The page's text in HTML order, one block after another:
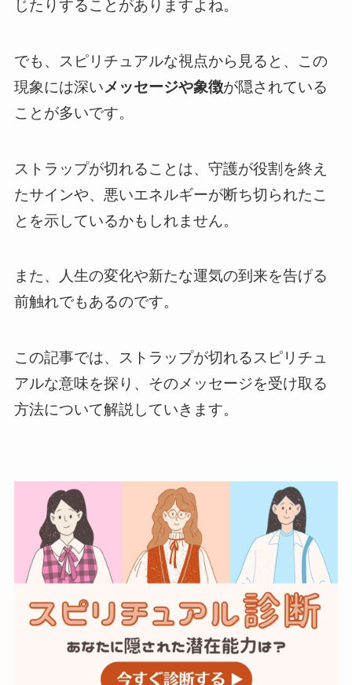
じたりすることがありますよね。
でも、スピリチュアルな視点から見ると、この
現象には深いメッセージや象徴が隠されている
ことが多いです。
ストラップが切れることは、守護が役割を終え
たサインや、悪いエネルギーが断ち切られたこ
とを示しているかもしれません。
また、人生の変化や新たな運気の到来を告げる
前触れでもあるのです。
この記事では、ストラップが切れるスピリチュ
アルな意味を探り、そのメッセージを受け取る
方法について解説していきます。